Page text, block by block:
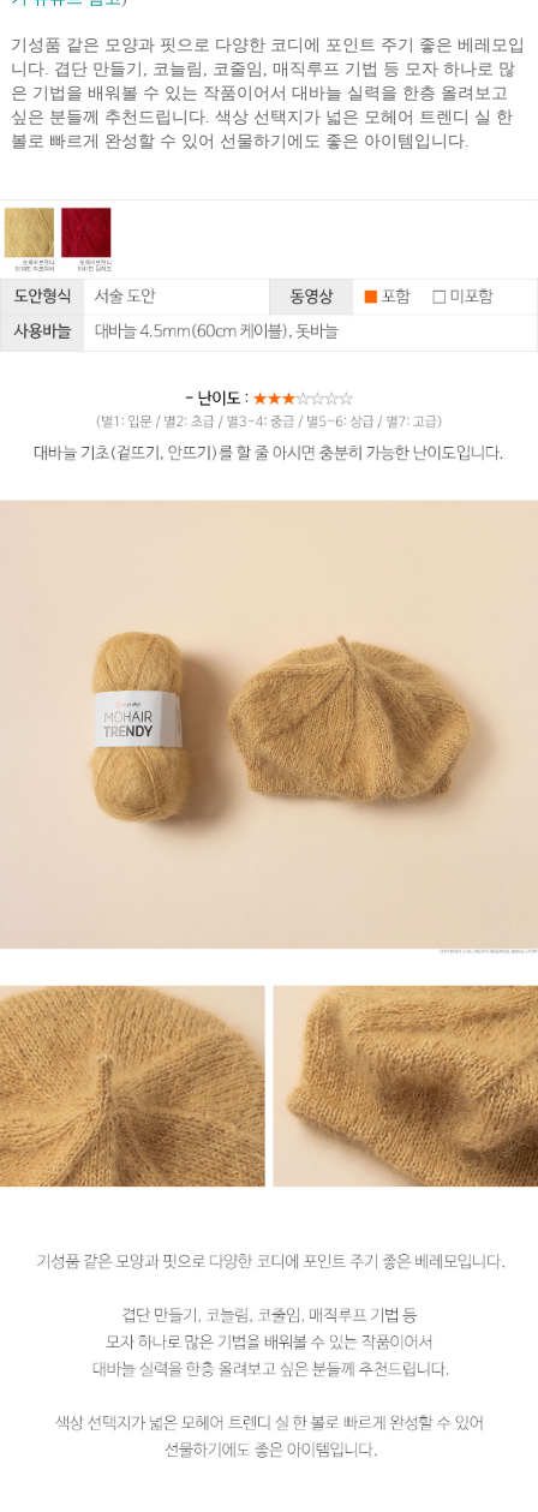
기성품 같은 모양과 핏으로 다양한 코디에 포인트 주기 좋은 베레모입
니다. 겹단 만들기, 코늘림, 코줄임, 매직루프 기법 등 모자 하나로 많
은 기법을 배워볼 수 있는 작품이어서 대바늘 실력을 한층 올려보고
싶은 분들께 추천드립니다. 색상 선택지가 넓은 모헤어 트렌디 실 한
볼로 빠르게 완성할 수 있어 선물하기에도 좋은 아이템입니다.